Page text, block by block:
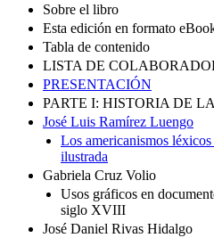
Sobre el libro
Esta edición en formato
Tabla de contenido
LISTA DE
PRESENTACIÓN
PARTE I: HISTORIA DE
José Luis Ramírez Luengo
Los americanismos
ilustrada
Gabriela Cruz Volio
Usos gráficos en
siglo XVIII
José Daniel Rivas Hidalgo